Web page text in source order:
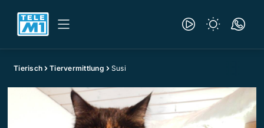
Tierisch Tiervermittlung Susi